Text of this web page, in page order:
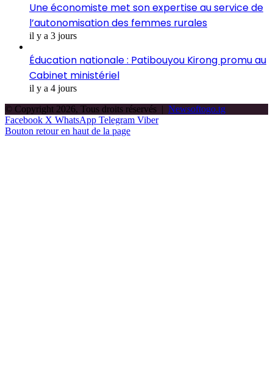
Une économiste met son expertise au service de
l’autonomisation des femmes rurales
il y a 3 jours
Éducation nationale : Patibouyou Kirong promu au
Cabinet ministériel
il y a 4 jours
© Copyright 2026, Tous droits réservés | Newsoftogo.tg
Facebook X WhatsApp Telegram Viber
Bouton retour en haut de la page